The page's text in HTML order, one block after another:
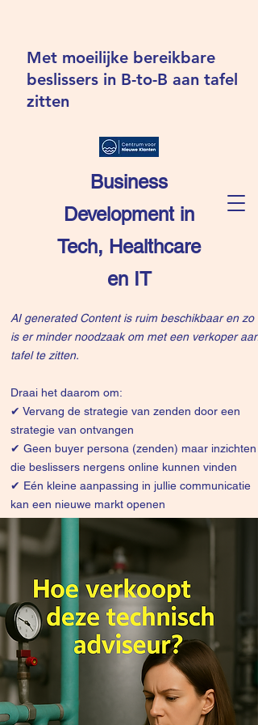
Business
Development in
Tech, Healthcare
en IT
Met moeilijke bereikbare
beslissers in B-to-B aan tafel
zitten
AI generated Content is ruim beschikbaar en zo
is er minder noodzaak om met een verkoper aan
tafel te zitten.
Draai het daarom om:
✔ Vervang de strategie van zenden door een
strategie van ontvangen
✔ Geen buyer persona (zenden) maar inzichten
die beslissers nergens online kunnen vinden
✔ Eén kleine aanpassing in jullie communicatie
kan een nieuwe markt openen